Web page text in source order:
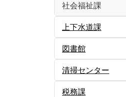
社会福祉課
上下水道課
図書館
清掃センター
税務課